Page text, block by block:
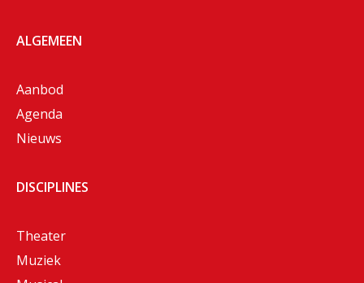
ALGEMEEN
Aanbod
Agenda
Nieuws
DISCIPLINES
Theater
Muziek